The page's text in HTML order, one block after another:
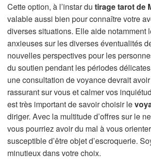
Cette option, à l’instar du tirage tarot de
valable aussi bien pour connaître votre
diverses situations. Elle aide notamment
anxieuses sur les diverses éventualités
nouvelles perspectives pour les
du soutien pendant les périodes
une consultation de voyance devrait
rassurant sur vous et calmer vos
est très important de savoir choisir le
diriger. Avec la multitude d’offres sur le
vous pourriez avoir du mal à vous
susceptible d’être objet d’escroquerie.
minutieux dans votre choix.